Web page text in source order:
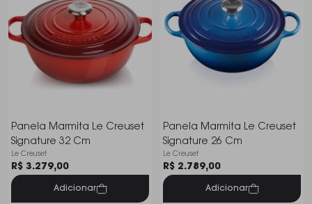
Panela Marmita Le Creuset
Signature 32 Cm
Le Creuset
R$ 3.279,00
Adicionar
Panela Marmita Le Creuset
Signature 26 Cm
Le Creuset
R$ 2.789,00
Adicionar